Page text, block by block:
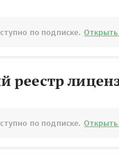
по подписке.
реестр
по подписке.